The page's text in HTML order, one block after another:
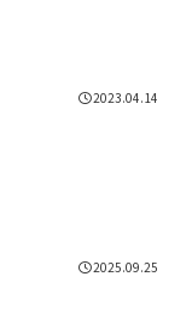
2023.04.14
2025.09.25